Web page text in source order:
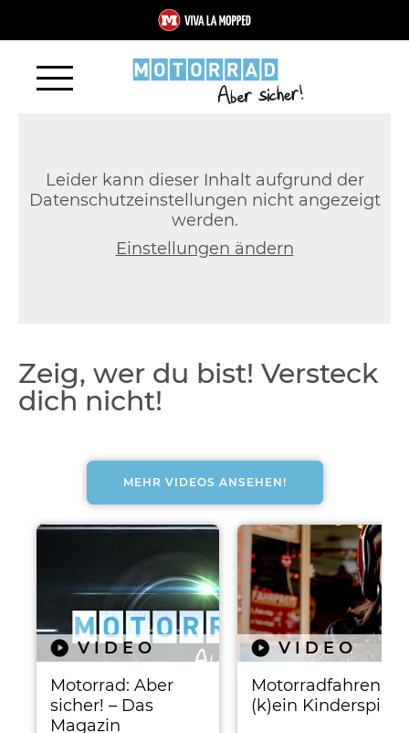
Leider kann dieser Inhalt aufgrund der
Datenschutzeinstellungen nicht angezeigt
werden.
Einstellungen ändern
Zeig, wer du bist! Versteck
dich nicht!
MEHR VIDEOS ANSEHEN!
Ähnliche Beiträge
VIDEO
Motorrad: Aber
sicher! – Das
Magazin
VIDEO
Motorradfahren ist
(k)ein Kinderspiel!